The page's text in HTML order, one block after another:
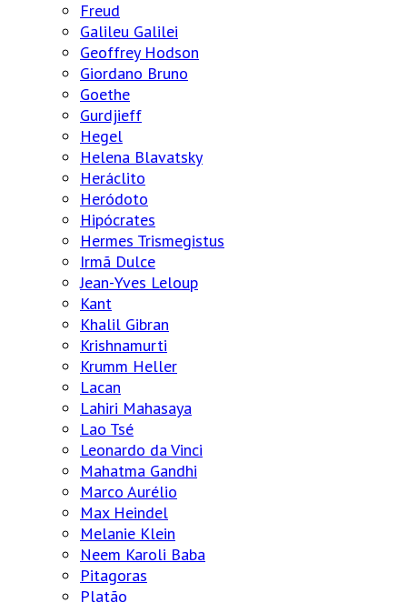
Freud
Galileu Galilei
Geoffrey Hodson
Giordano Bruno
Goethe
Gurdjieff
Hegel
Helena Blavatsky
Heráclito
Heródoto
Hipócrates
Hermes Trismegistus
Irmã Dulce
Jean-Yves Leloup
Kant
Khalil Gibran
Krishnamurti
Krumm Heller
Lacan
Lahiri Mahasaya
Lao Tsé
Leonardo da Vinci
Mahatma Gandhi
Marco Aurélio
Max Heindel
Melanie Klein
Neem Karoli Baba
Pitagoras
Platão